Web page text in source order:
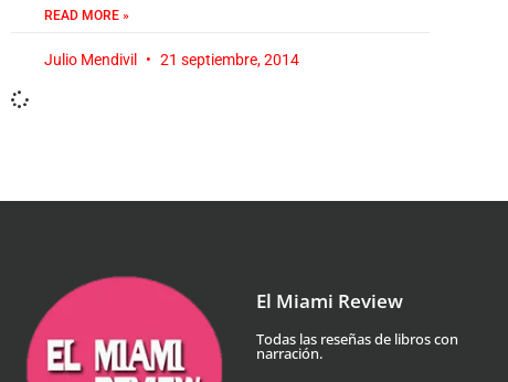
READ MORE »
Julio Mendivil 21 septiembre, 2014
El Miami Review
Todas las reseñas de libros con
narración.